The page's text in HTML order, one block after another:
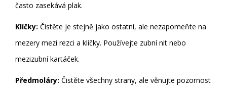
často zasekává plak.
Klíčky: Čistěte je stejně jako ostatní, ale nezapomeňte na
mezery mezi rezci a klíčky. Používejte zubní nit nebo
mezizubní kartáček.
Předmoláry: Čistěte všechny strany, ale věnujte pozornost